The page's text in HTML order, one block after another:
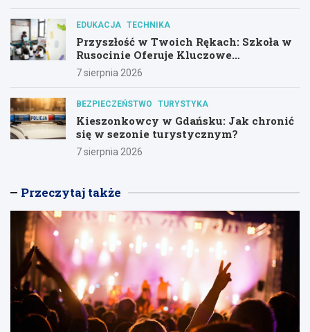
EDUKACJA TECHNIKA
Przyszłość w Twoich Rękach: Szkoła w
Rusocinie Oferuje Kluczowe
Umiejętności
7 sierpnia 2026
BEZPIECZEŃSTWO TURYSTYKA
Kieszonkowcy w Gdańsku: Jak chronić
się w sezonie turystycznym?
7 sierpnia 2026
Przeczytaj także